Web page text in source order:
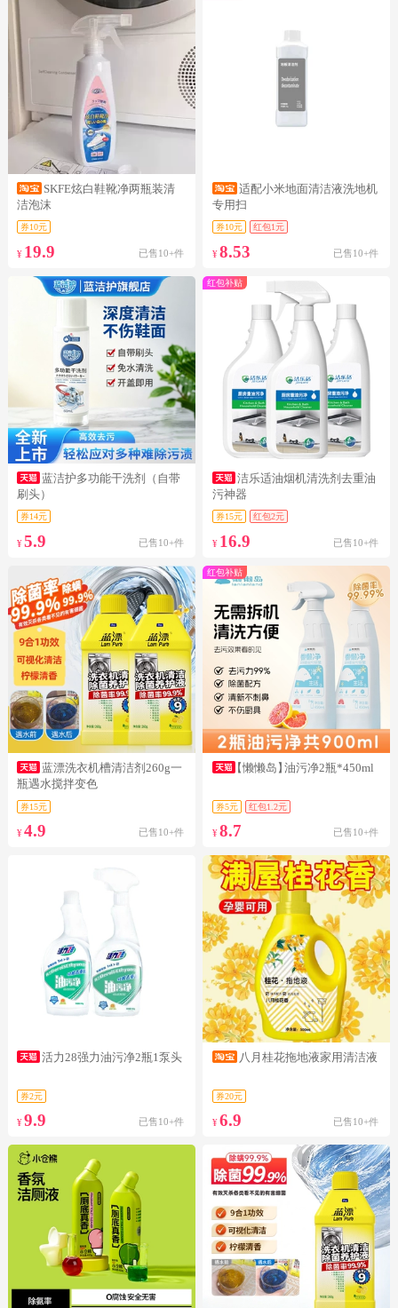
SKFE炫白鞋靴净两瓶装清
洁泡沫
券10元
¥ 19.9 已售10+件
适配小米地面清洁液洗地机
专用扫
券10元 红包1元
¥8.53 已售10+件
蓝洁护多功能干洗剂（自带
刷头）
券14元
¥ 5.9 已售10+件
红包补贴
洁乐适油烟机清洗剂去重油
污神器
券15元 红包2元
¥ 16.9 已售10+件
蓝漂洗衣机槽清洁剂260g一
瓶遇水搅拌变色
券15元
¥ 4.9 已售10+件
红包补贴
【懒懒岛】油污净2瓶*450ml
券5元 红包1.2元
¥8.7 已售10+件
活力28强力油污净2瓶1泵头
券2元
¥ 9.9 已售10+件
八月桂花拖地液家用清洁液
券20元
¥6.9 已售10+件